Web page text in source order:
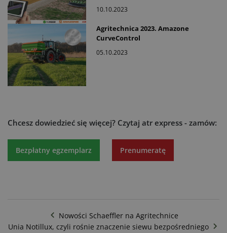
10.10.2023
Agritechnica 2023. Amazone
CurveControl
05.10.2023
Chcesz dowiedzieć się więcej? Czytaj atr express - zamów:
Bezpłatny egzemplarz Prenumeratę
Nowości Schaeffler na Agritechnice
Unia Notillux, czyli rośnie znaczenie siewu bezpośredniego